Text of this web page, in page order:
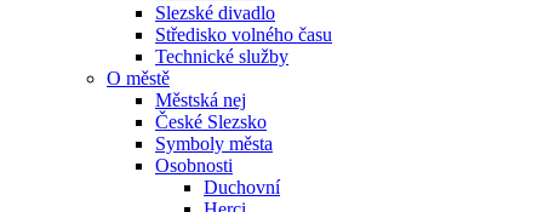
Slezské divadlo
Středisko volného času
Technické služby
O městě
Městská nej
České Slezsko
Symboly města
Osobnosti
Duchovní